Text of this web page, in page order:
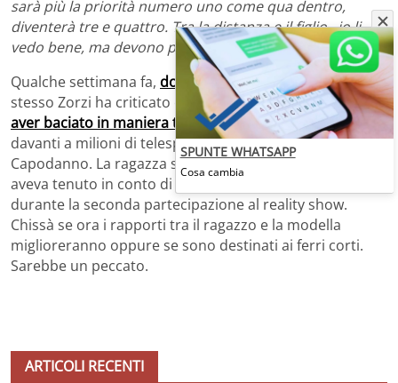
sarà più la priorità numero uno come qua dentro,
diventerà tre e quattro. Tra la distanza e il figlio…io li
vedo bene, ma devono pensare a tutte queste cose”.
Qualche settimana fa, dopo un altro veloce scontro, lo
stesso Zorzi ha criticato esplicitamente la Salemiper
aver baciato in maniera troppo esuberante Pierpaolo
davanti a milioni di telespettatori la notte di
Capodanno. La ragazza si è giustificata dicendo che non
aveva tenuto in conto di fidanzarsi nuovamente
durante la seconda partecipazione al reality show.
Chissà se ora i rapporti tra il ragazzo e la modella
miglioreranno oppure se sono destinati ai ferri corti.
Sarebbe un peccato.
ARTICOLI RECENTI
SPUNTE WHATSAPP
Cosa cambia